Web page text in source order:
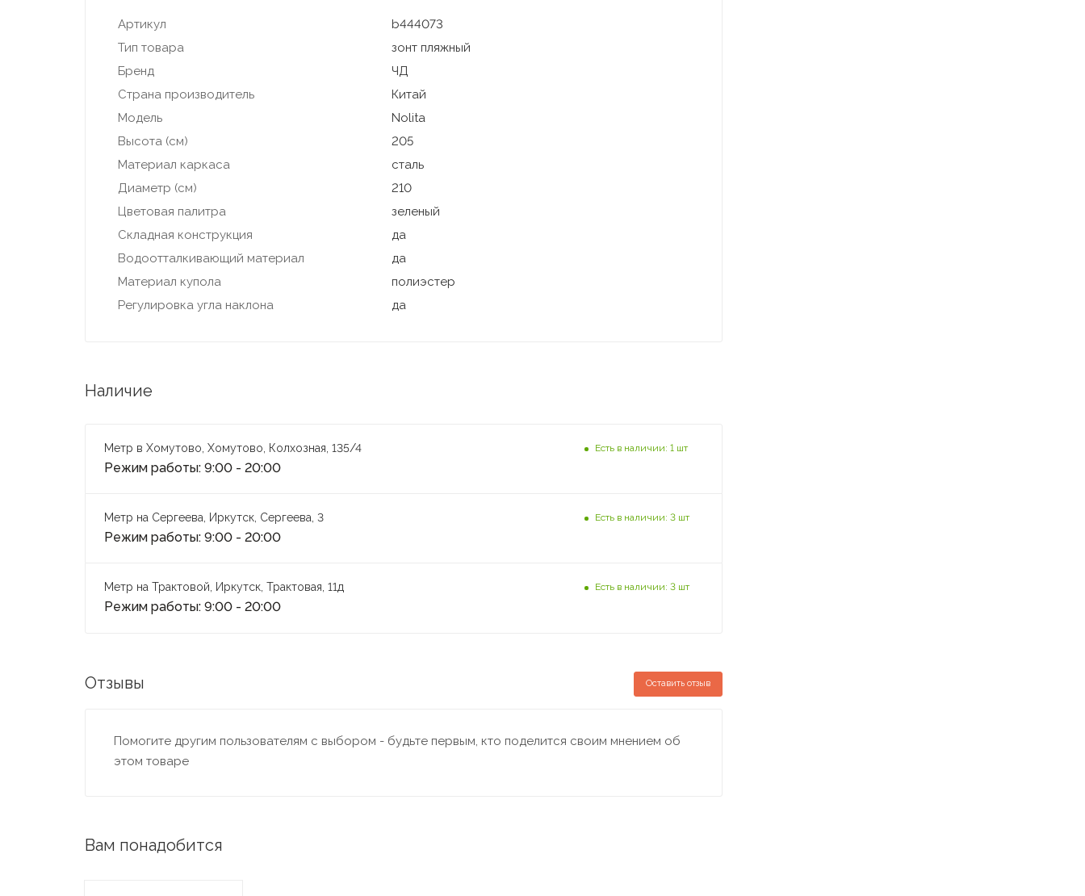
Артикул
b444073
Тип товара
зонт пляжный
Бренд
ЧД
Страна производитель
Китай
Модель
Nolita
Высота (см)
205
Материал каркаса
сталь
Диаметр (см)
210
Цветовая палитра
зеленый
Складная конструкция
да
Водоотталкивающий материал
да
Материал купола
полиэстер
Регулировка угла наклона
да
Наличие
Метр в Хомутово, Хомутово, Колхозная, 135/4
Режим работы: 9:00 - 20:00
Есть в наличии: 1 шт
Метр на Сергеева, Иркутск, Сергеева, 3
Режим работы: 9:00 - 20:00
Есть в наличии: 3 шт
Метр на Трактовой, Иркутск, Трактовая, 11д
Режим работы: 9:00 - 20:00
Есть в наличии: 3 шт
Отзывы Оставить отзыв
Помогите другим пользователям с выбором - будьте первым, кто поделится своим мнением об
этом товаре
Вам понадобится